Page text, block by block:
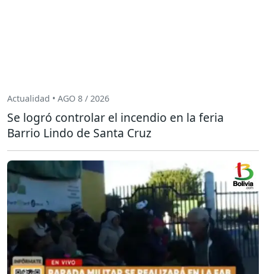
Actualidad • AGO 8 / 2026
Se logró controlar el incendio en la feria
Barrio Lindo de Santa Cruz